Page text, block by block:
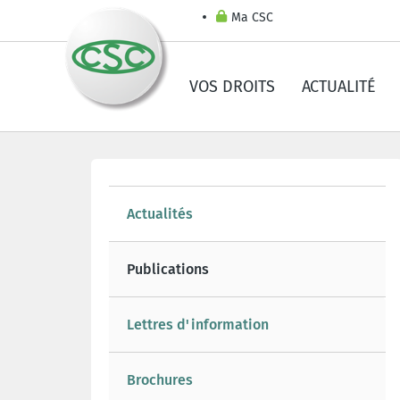
Ma CSC
VOS DROITS ACTUALITÉ
Actualités
Publications
Lettres d'information
Brochures